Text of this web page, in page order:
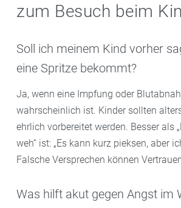
zum Besuch beim
Soll ich meinem Kind vorher
eine Spritze bekommt?
Ja, wenn eine Impfung oder
wahrscheinlich ist. Kinder sollten
ehrlich vorbereitet werden. Besser als
weh“ ist: „Es kann kurz pieksen, aber
Falsche Versprechen können
Was hilft akut gegen Angst im